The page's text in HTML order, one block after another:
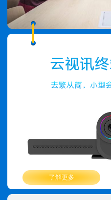
了解更多